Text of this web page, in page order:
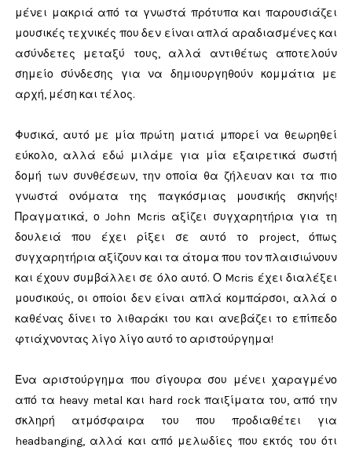
μένει μακριά από τα γνωστά πρότυπα και παρουσιάζει
μουσικές τεχνικές που δεν είναι απλά αραδιασμένες και
ασύνδετες μεταξύ τους, αλλά αντιθέτως αποτελούν
σημείο σύνδεσης για να δημιουργηθούν κομμάτια με
αρχή, μέση και τέλος.
Φυσικά, αυτό με μία πρώτη ματιά μπορεί να θεωρηθεί
εύκολο, αλλά εδώ μιλάμε για μία εξαιρετικά σωστή
δομή των συνθέσεων, την οποία θα ζήλευαν και τα πιο
γνωστά ονόματα της παγκόσμιας μουσικής σκηνής!
Πραγματικά, ο John Mcris αξίζει συγχαρητήρια για τη
δουλειά που έχει ρίξει σε αυτό το project, όπως
συγχαρητήρια αξίζουν και τα άτομα που τον πλαισιώνουν
και έχουν συμβάλλει σε όλο αυτό. Ο Mcris έχει διαλέξει
μουσικούς, οι οποίοι δεν είναι απλά κομπάρσοι, αλλά ο
καθένας δίνει το λιθαράκι του και ανεβάζει το επίπεδο
φτιάχνοντας λίγο λίγο αυτό το αριστούργημα!
Ένα αριστούργημα που σίγουρα σου μένει χαραγμένο
από τα heavy metal και hard rock παιξίματα του, από την
σκληρή ατμόσφαιρα του που προδιαθέτει για
headbanging, αλλά και από μελωδίες που εκτός του ότι